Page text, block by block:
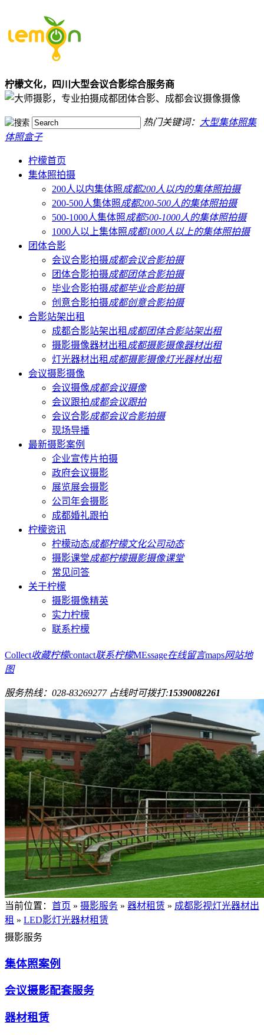
柠檬文化，四川大型会议合影综合服务商
热门关键词： 大型集体照集
体照盒子
柠檬首页
集体照拍摄
200人以内集体照成都200人以内的集体照拍摄
200-500人集体照成都200-500人的集体照拍摄
500-1000人集体照成都500-1000人的集体照拍摄
1000人以上集体照成都1000人以上的集体照拍摄
团体合影
会议合影拍摄成都会议合影拍摄
团体合影拍摄成都团体合影拍摄
毕业合影拍摄成都毕业合影拍摄
创意合影拍摄成都创意合影拍摄
合影站架出租
成都合影站架出租 成都团体合影站架出租
摄影摄像器材出租 成都摄影摄像器材出租
灯光器材出租 成都摄影摄像灯光器材出租
会议摄影摄像
会议摄像成都会议摄像
会议跟拍成都会议跟拍
会议合影成都会议合影拍摄
现场导播
最新摄影案例
企业宣传片拍摄
政府会议摄影
展览展会摄影
公司年会摄影
成都婚礼跟拍
柠檬资讯
柠檬动态成都柠檬文化公司动态
摄影课堂成都柠檬摄影摄像课堂
常见问答
关于柠檬
摄影摄像精英
实力柠檬
联系柠檬
Collect收藏柠檬contact联系柠檬MEssage在线留言maps网站地
图
服务热线： 028-83269277 占线时可拨打:15390082261
当前位置： 首页 » 摄影服务 » 器材租赁 » 成都影视灯光器材出
租 » LED影灯光器材租赁
摄影服务
集体照案例
会议摄影配套服务
器材租赁